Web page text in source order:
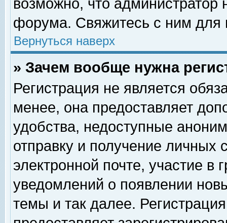
возможно, что
форума. Свяжитесь с ним для
Вернуться наверх
» Зачем вообще нужна
Регистрация не является
менее, она предоставляет
удобства, недоступные
отправку и получение личных
электронной почте, участие в
уведомлений о появлении
темы и так далее.